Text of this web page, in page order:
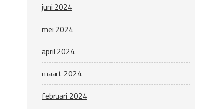
juni 2024
mei 2024
april 2024
maart 2024
februari 2024